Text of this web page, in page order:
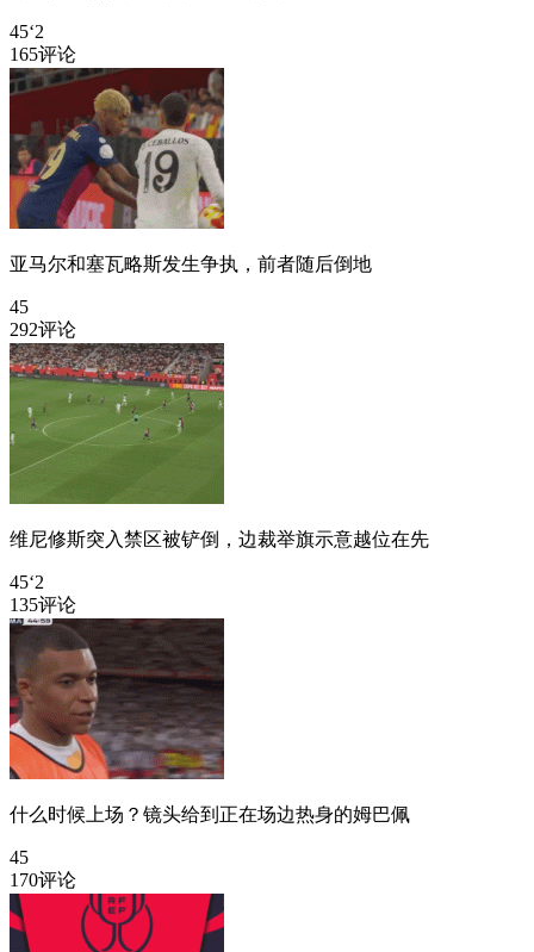
45‘2
165评论
亚马尔和塞瓦略斯发生争执，前者随后倒地
45
292评论
维尼修斯突入禁区被铲倒，边裁举旗示意越位在先
45‘2
135评论
什么时候上场？镜头给到正在场边热身的姆巴佩
45
170评论